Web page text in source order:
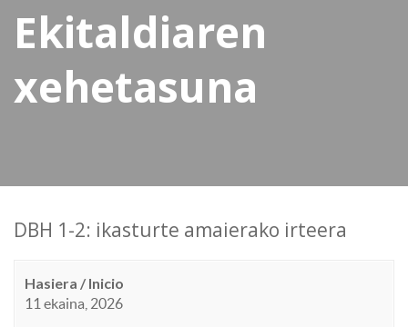
Ekitaldiaren
xehetasuna
DBH 1-2: ikasturte amaierako irteera
Hasiera / Inicio
11 ekaina, 2026